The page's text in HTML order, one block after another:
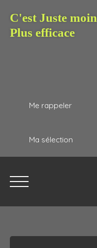
C'est Juste
Plus efficace
Me rappeler
Ma sélection